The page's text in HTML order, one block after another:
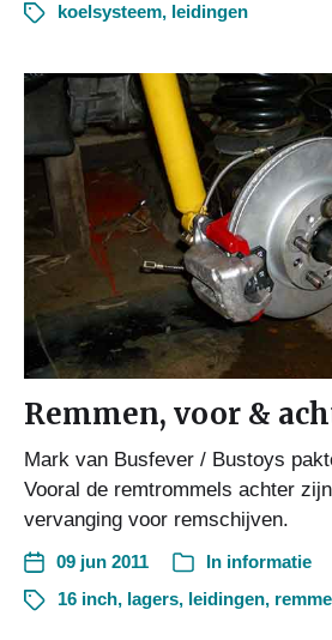
koelsysteem, leidingen
Remmen, voor &
Mark van Busfever / Bustoys
Vooral de remtrommels achter
vervanging voor remschijven.
09 jun 2011 In informatie
16 inch, lagers, leidingen,